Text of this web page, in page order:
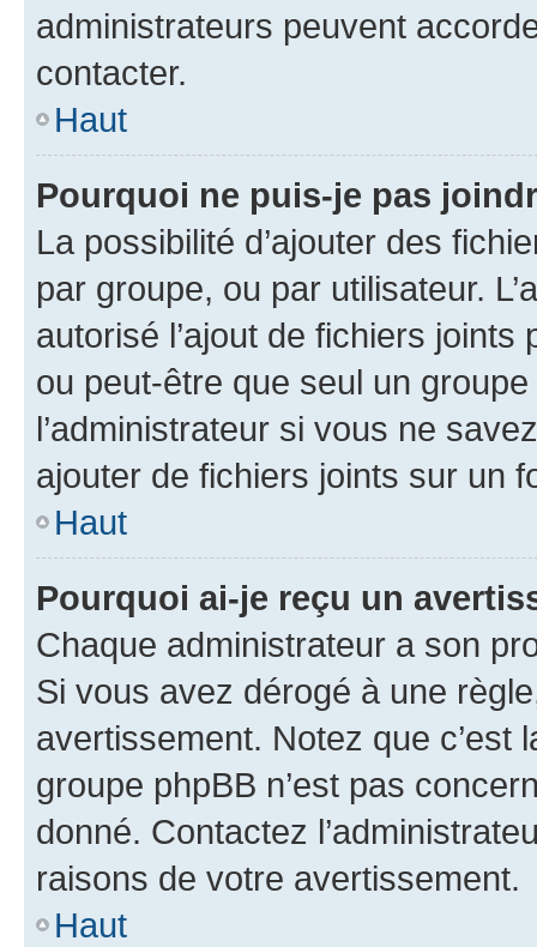
administrateurs peuvent
contacter.
Haut
Pourquoi ne puis-je pas
La possibilité d’ajouter des
par groupe, ou par utilisateur.
autorisé l’ajout de fichiers
ou peut-être que seul un
l’administrateur si vous ne
ajouter de fichiers joints sur un
Haut
Pourquoi ai-je reçu un
Chaque administrateur a son
Si vous avez dérogé à une
avertissement. Notez que c’est
groupe phpBB n’est pas
donné. Contactez
raisons de votre avertissement.
Haut